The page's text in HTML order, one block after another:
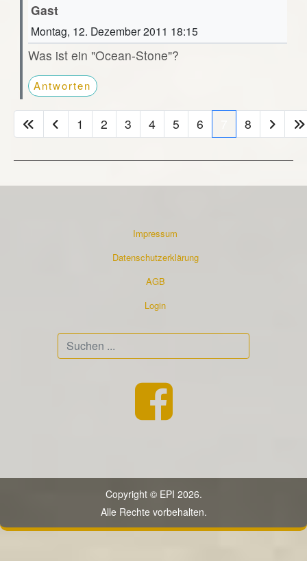
Gast
Montag, 12. Dezember 2011 18:15
Was ist ein "Ocean-Stone"?
Antworten
1 2 3 4 5 6 8
Impressum
Datenschutzerklärung
AGB
Login
Copyright © EPI 2026.
Alle Rechte vorbehalten.